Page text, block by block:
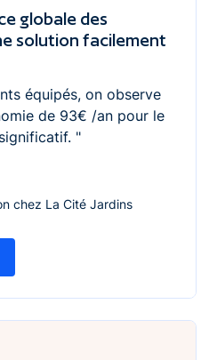
globale des
solution facilement
équipés, on observe
de 93€ /an pour le
"
chez La Cité Jardins